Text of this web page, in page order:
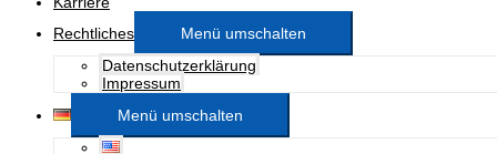
Rechtliches
Menü umschalten
Datenschutzerklärung
Impressum
Menü umschalten